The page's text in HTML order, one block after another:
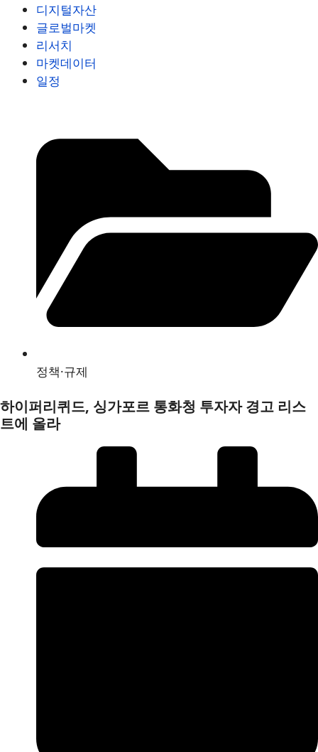
디지털자산
글로벌마켓
리서치
마켓데이터
일정
정책·규제
하이퍼리퀴드, 싱가포르 통화청 투자자 경고 리스
트에 올라